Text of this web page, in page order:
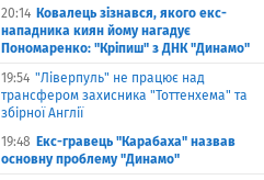
20:14 Ковалець зізнався, якого екс-
нападника киян йому нагадує
Пономаренко: "Кріпиш" з ДНК "Динамо"
19:54 "Ліверпуль" не працює над
трансфером захисника "Тоттенхема" та
збірної Англії
19:48 Екс-гравець "Карабаха" назвав
основну проблему "Динамо"